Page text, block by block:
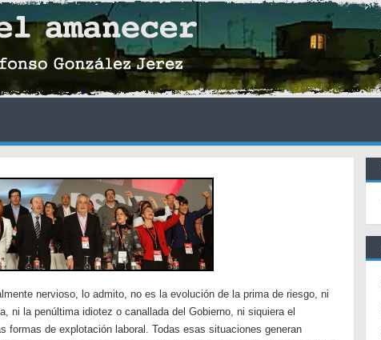
nervioso, lo admito, no es la evolución de la prima de riesgo, ni
ni la penúltima idiotez o canallada del Gobierno, ni siquiera el
formas de explotación laboral. Todas esas situaciones generan